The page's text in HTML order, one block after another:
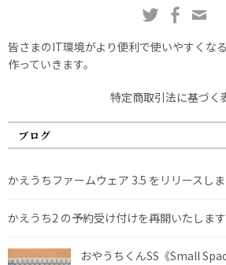
皆さまのIT環境がより便利で使いやすくな
作っていきます。
特定商取引法に基づく
ブログ
かえうちファームウェア 3.5 をリリースし
かえうち2 の予約受け付けを再開いたします
おやうちくんSS《Small